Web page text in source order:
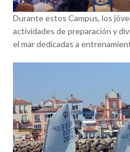
Durante estos Campus, los
actividades de preparación y
el mar dedicadas a